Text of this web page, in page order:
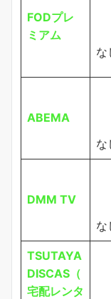
FODプレ
ミアム
な
ABEMA
な
DMM TV
な
TSUTAYA
DISCAS（
宅配レンタ